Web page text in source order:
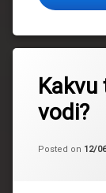
vodi?
Posted on 12/
2017
Yugioh